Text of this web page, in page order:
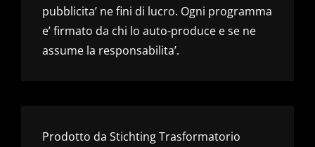
pubblicita’ ne fini di lucro. Ogni programma
e’ firmato da chi lo auto-produce e se ne
assume la responsabilita’.
Prodotto da Stichting Trasformatorio